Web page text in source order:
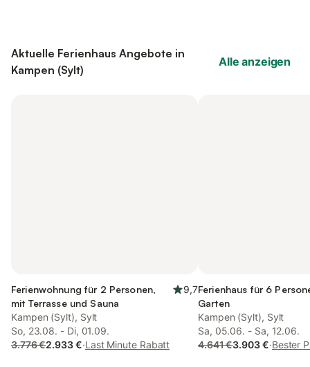
Aktuelle Ferienhaus Angebote in
Kampen (Sylt)
Alle anzeigen
Ferienwohnung für 2 Personen,
mit Terrasse und Sauna
9,7
Kampen (Sylt), Sylt
So, 23.08. - Di, 01.09.
3.776 €2.933 €·Last Minute Rabatt
Ferienhaus für 6
Garten
Kampen (Sylt), Sylt
Sa, 05.06. - Sa, 12.06.
4.641 €3.903 €·Bester